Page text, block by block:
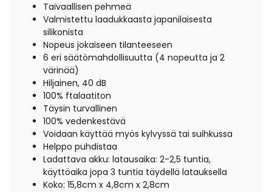
Taivaallisen pehmeä
Valmistettu laadukkaasta japanilaisesta
silikonista
Nopeus jokaiseen tilanteeseen
6 eri säätömahdollisuutta (4 nopeutta ja 2
värinää)
Hiljainen, 40 dB
100% ftalaatiton
Täysin turvallinen
100% vedenkestävä
Voidaan käyttää myös kylvyssä tai suihkussa
Helppo puhdistaa
Ladattava akku: latausaika: 2-2,5 tuntia,
käyttöaika jopa 3 tuntia täydellä latauksella
Koko: 15,8cm x 4,8cm x 2,8cm